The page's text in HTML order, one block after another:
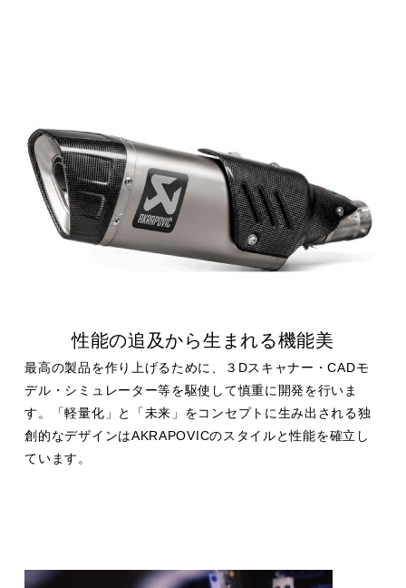
性能の追及から生まれる機能美
最高の製品を作り上げるために、３Dスキャナー・CADモ
デル・シミュレーター等を駆使して慎重に開発を行いま
す。「軽量化」と「未来」をコンセプトに生み出される独
創的なデザインはAKRAPOVICのスタイルと性能を確立し
ています。